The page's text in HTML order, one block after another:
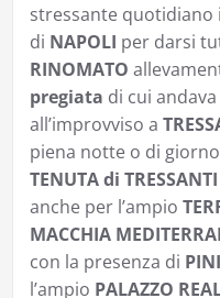
stressante quotidiano
di NAPOLI per darsi
RINOMATO
pregiata di cui
all’improvviso a
piena notte o di
TENUTA di TRESSANTI
anche per l’ampio
MACCHIA
con la presenza di PINI
l’ampio PALAZZO